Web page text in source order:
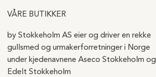
VÅRE BUTIKKER
by Stokkeholm AS eier og driver en rekke
gullsmed og urmakerforretninger i Norge
under kjedenavnene Aseco Stokkeholm og
Edelt Stokkeholm